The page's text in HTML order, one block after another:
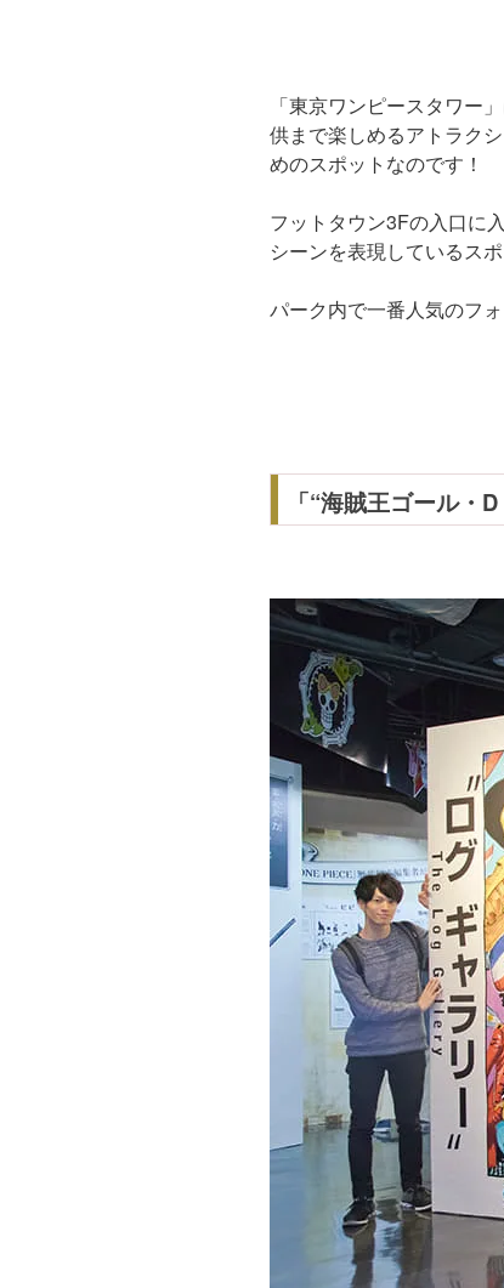
「東京ワンピースタワー
供まで楽しめるアトラク
めのスポットなのです！
フットタウン3Fの入口に
シーンを表現しているス
パーク内で一番人気のフ
「“海賊王ゴール・